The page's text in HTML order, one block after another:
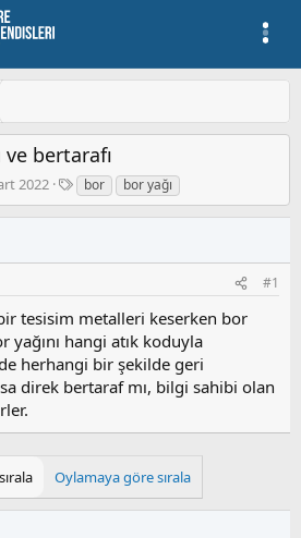
bertarafı
2022
E
t
i
e
l
e
r
bor bor yağı
#1
tesisim metalleri keserken bor
yağını hangi atık koduyla
herhangi bir şekilde geri
direk bertaraf mı, bilgi sahibi olan
Oylamaya göre sırala